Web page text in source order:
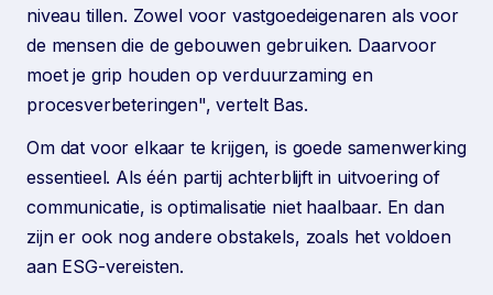
niveau tillen. Zowel voor vastgoedeigenaren als voor
de mensen die de gebouwen gebruiken. Daarvoor
moet je grip houden op verduurzaming en
procesverbeteringen", vertelt Bas.
Om dat voor elkaar te krijgen, is goede samenwerking
essentieel. Als één partij achterblijft in uitvoering of
communicatie, is optimalisatie niet haalbaar. En dan
zijn er ook nog andere obstakels, zoals het voldoen
aan ESG-vereisten.